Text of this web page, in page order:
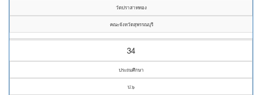
วัดปราสาททอง
คณะจังหวัดสุพรรณบุรี
34
ประถมศึกษา
ป.๖